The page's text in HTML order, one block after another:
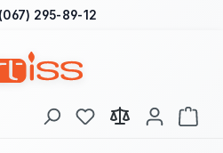
295-89-12
У вас есть товары
В